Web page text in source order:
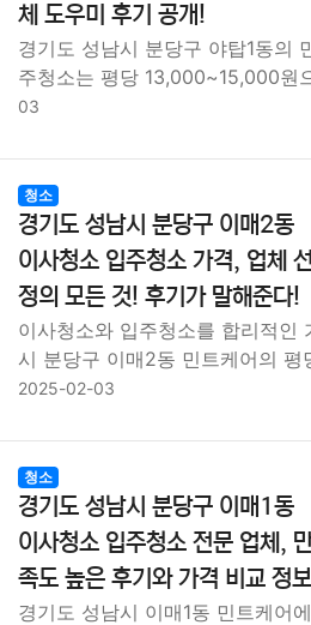
체 도우미 후기 공개!
경기도 성남시 분당구 야탑1동의
주청소는 평당 13,000~15,000원
03
청소
경기도 성남시 분당구 이매2동
이사청소 입주청소 가격, 업체 선
정의 모든 것! 후기가 말해준다!
이사청소와 입주청소를 합리적인
시 분당구 이매2동 민트케어의
2025-02-03
청소
경기도 성남시 분당구 이매1동
이사청소 입주청소 전문 업체,
족도 높은 후기와 가격 비교 정보
경기도 성남시 이매1동 민트케어